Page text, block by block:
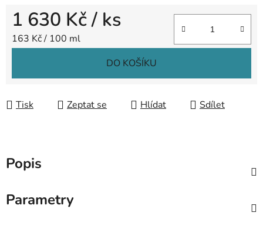
1 630 Kč/ ks
Měrná cena:
163 Kč / 100 ml
DO KOŠÍKU
Tisk Zeptat se Hlídat Sdílet
Popis
Parametry